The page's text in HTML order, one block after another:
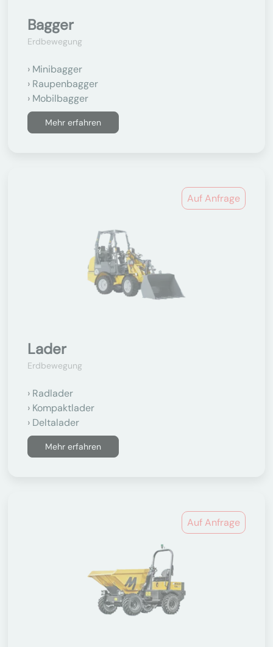
Bagger
Erdbewegung
Minibagger
Raupenbagger
Mobilbagger
Mehr erfahren
Auf Anfrage
Lader
Erdbewegung
Radlader
Kompaktlader
Deltalader
Mehr erfahren
Auf Anfrage